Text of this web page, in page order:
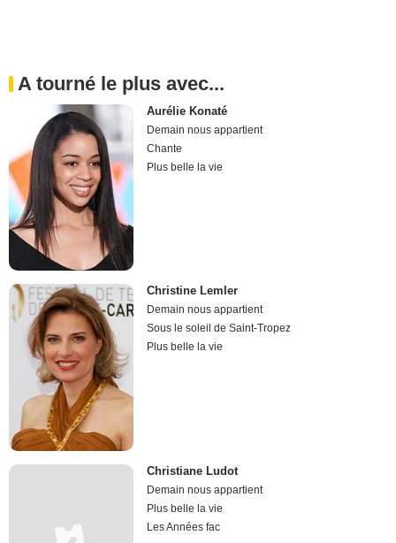
A tourné le plus avec...
Aurélie Konaté
Demain nous appartient
Chante
Plus belle la vie
Christine Lemler
Demain nous appartient
Sous le soleil de Saint-Tropez
Plus belle la vie
Christiane Ludot
Demain nous appartient
Plus belle la vie
Les Années fac